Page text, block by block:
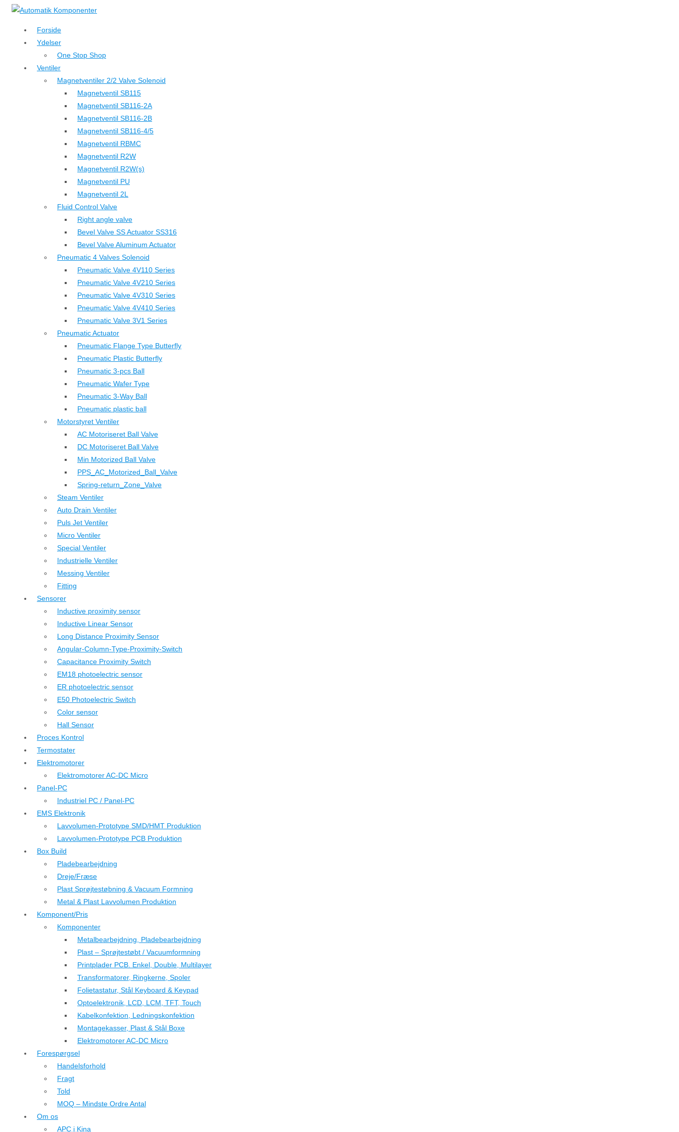
↓
hovedindhold
Forside
Ydelser
One Stop Shop
Ventiler
Magnetventiler 2/2 Valve Solenoid
Magnetventil SB115
Magnetventil SB116-2A
Magnetventil SB116-2B
Magnetventil SB116-4/5
Magnetventil RBMC
Magnetventil R2W
Magnetventil R2W(s)
Magnetventil PU
Magnetventil 2L
Fluid Control Valve
Right angle valve
Bevel Valve SS Actuator SS316
Bevel Valve Aluminum Actuator
Pneumatic 4 Valves Solenoid
Pneumatic Valve 4V110 Series
Pneumatic Valve 4V210 Series
Pneumatic Valve 4V310 Series
Pneumatic Valve 4V410 Series
Pneumatic Valve 3V1 Series
Pneumatic Actuator
Pneumatic Flange Type Butterfly
Pneumatic Plastic Butterfly
Pneumatic 3-pcs Ball
Pneumatic Wafer Type
Pneumatic 3-Way Ball
Pneumatic plastic ball
Motorstyret Ventiler
AC Motoriseret Ball Valve
DC Motoriseret Ball Valve
Min Motorized Ball Valve
PPS_AC_Motorized_Ball_Valve
Spring-return_Zone_Valve
Steam Ventiler
Auto Drain Ventiler
Puls Jet Ventiler
Micro Ventiler
Special Ventiler
Industrielle Ventiler
Messing Ventiler
Fitting
Sensorer
Inductive proximity sensor
Inductive Linear Sensor
Long Distance Proximity Sensor
Angular-Column-Type-Proximity-Switch
Capacitance Proximity Switch
EM18 photoelectric sensor
ER photoelectric sensor
E50 Photoelectric Switch
Color sensor
Hall Sensor
Proces Kontrol
Termostater
Elektromotorer
Elektromotorer AC-DC Micro
Panel-PC
Industriel PC / Panel-PC
EMS Elektronik
Lavvolumen-Prototype SMD/HMT Produktion
Lavvolumen-Prototype PCB Produktion
Box Build
Pladebearbejdning
Dreje/Fræse
Plast Sprøjtestøbning & Vacuum Formning
Metal & Plast Lavvolumen Produktion
Komponent/Pris
Komponenter
Metalbearbejdning, Pladebearbejdning
Plast – Sprøjtestøbt / Vacuumformning
Printplader PCB. Enkel, Double, Multilayer
Transformatorer, Ringkerne, Spoler
Folietastatur, Stål Keyboard & Keypad
Optoelektronik, LCD, LCM, TFT, Touch
Kabelkonfektion, Ledningskonfektion
Montagekasser, Plast & Stål Boxe
Elektromotorer AC-DC Micro
Forespørgsel
Handelsforhold
Fragt
Told
MOQ – Mindste Ordre Antal
Om os
APC i Kina